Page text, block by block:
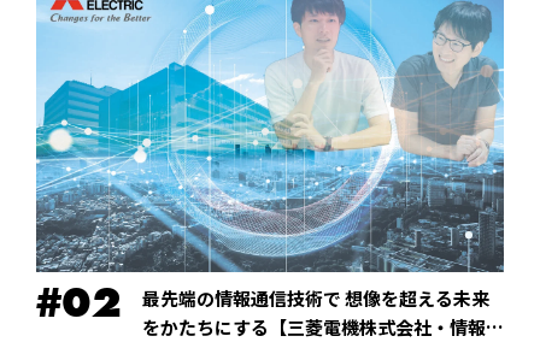
最先端の情報通信技術で 想像を超える未来
をかたちにする【三菱電機株式会社・情報技